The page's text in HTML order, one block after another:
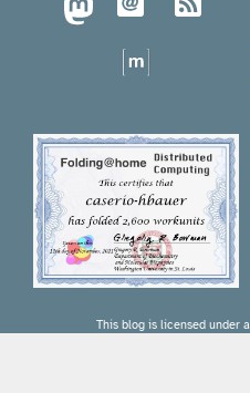
This blog is licensed under a